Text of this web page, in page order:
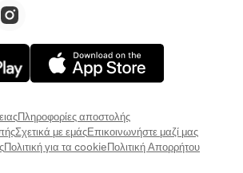
Πληροφορίες αποστολής
Σχετικά με εμάςΕπικοινωνήστε μαζί μας
Πολιτική για τα cookieΠολιτική Απορρήτου